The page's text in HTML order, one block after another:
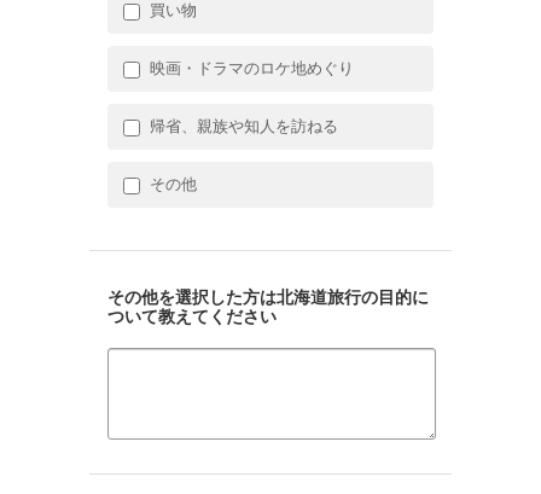
買い物
映画・ドラマのロケ地めぐり
帰省、親族や知人を訪ねる
その他
その他を選択した方は北海道旅行の目的に
ついて教えてください